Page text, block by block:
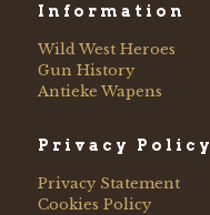
Information
Wild West Heroes
Gun History
Antieke Wapens
Privacy Policy
Privacy Statement
Cookies Policy